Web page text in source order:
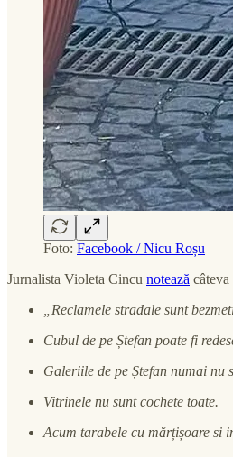
Foto: Facebook / Nicu Roșu
Jurnalista Violeta Cincu notează
„Reclamele stradale sunt
Cubul de pe Ștefan poate fi
Galeriile de pe Ștefan numai nu
Vitrinele nu sunt cochete toate.
Acum tarabele cu mărțișoare si